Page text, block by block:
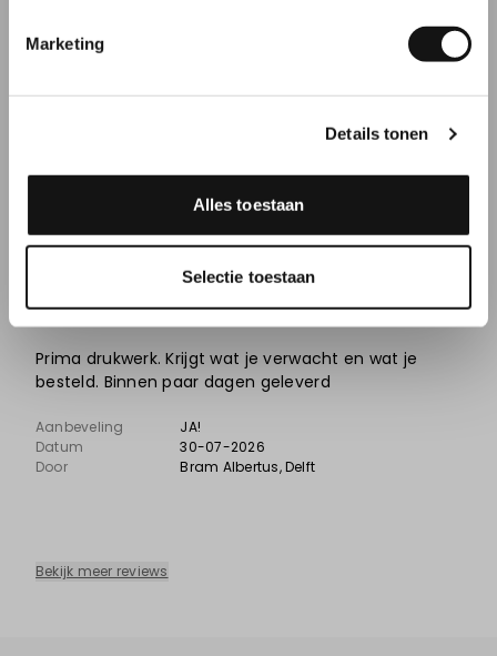
Marketing
Details tonen
Alles toestaan
Selectie toestaan
Aanbeveling
Door
Marloes, Aalsmeer
8
Gewoon goed
Prima drukwerk. Krijgt wat je verwacht en wat je
besteld. Binnen paar dagen geleverd
Aanbeveling
JA!
Datum
30-07-2026
Door
Bram Albertus, Delft
Bekijk meer reviews